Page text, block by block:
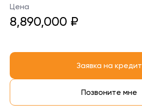
Цена
8,890,000 ₽
Заявка на кредит
Позвоните мне